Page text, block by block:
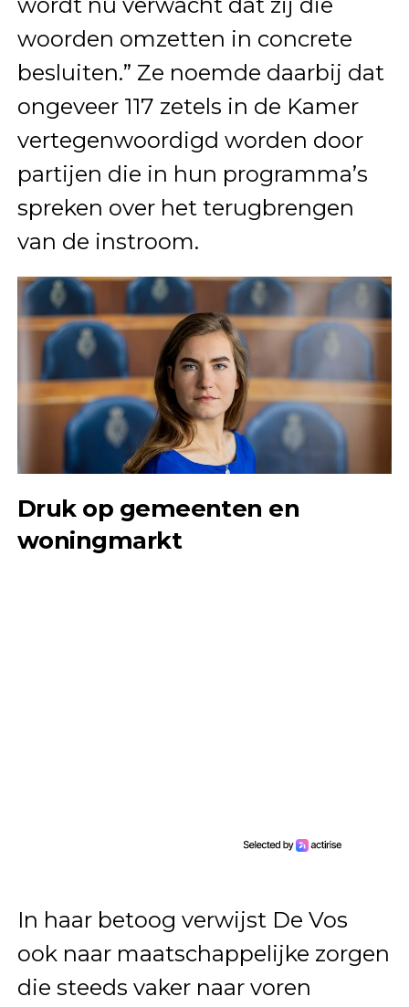
wordt nu verwacht dat zij die
woorden omzetten in concrete
besluiten.” Ze noemde daarbij dat
ongeveer 117 zetels in de Kamer
vertegenwoordigd worden door
partijen die in hun programma’s
spreken over het terugbrengen
van de instroom.
Druk op gemeenten en
woningmarkt
In haar betoog verwijst De Vos
ook naar maatschappelijke zorgen
die steeds vaker naar voren